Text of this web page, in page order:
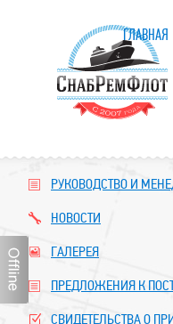
РУКОВОДСТВО И
НОВОСТИ
ГАЛЕРЕЯ
ПРЕДЛОЖЕНИЯ К
СВИДЕТЕЛЬСТВА О
ГЛАВНАЯ